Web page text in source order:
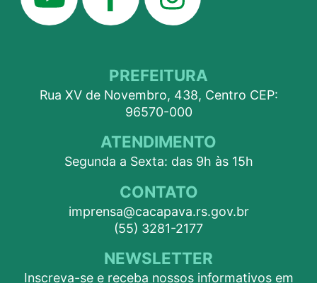
PREFEITURA
Rua XV de Novembro, 438, Centro CEP:
96570-000
ATENDIMENTO
Segunda a Sexta: das 9h às 15h
CONTATO
imprensa@cacapava.rs.gov.br
(55) 3281-2177
NEWSLETTER
Inscreva-se e receba nossos informativos em